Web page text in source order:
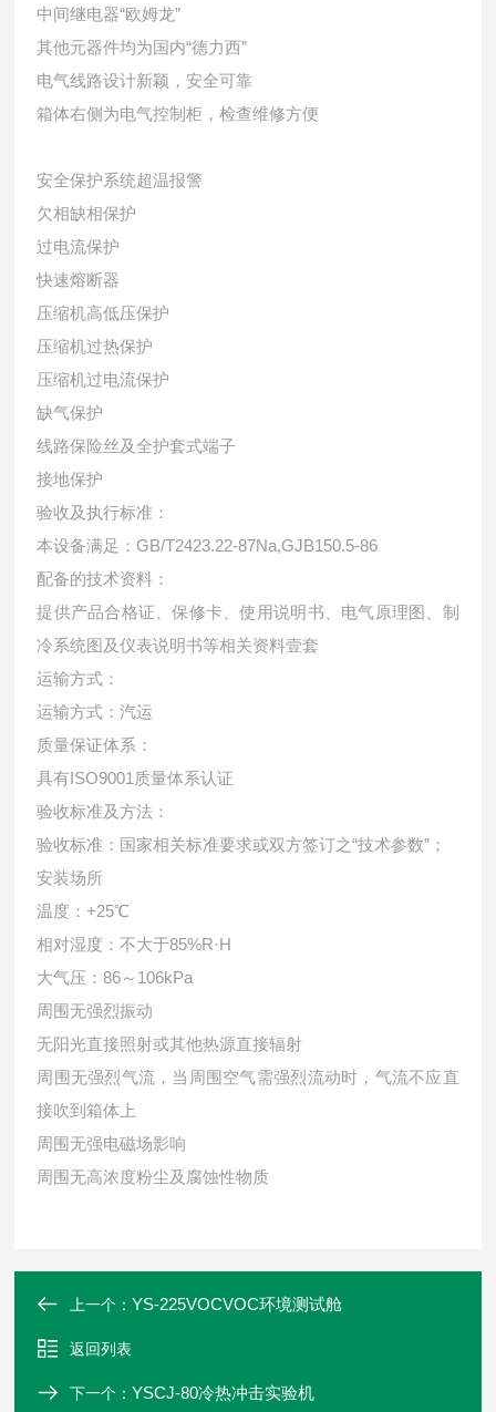
中间继电器“欧姆龙”
其他元器件均为国内“德力西”
电气线路设计新颖，安全可靠
箱体右侧为电气控制柜，检查维修方便
安全保护系统超温报警
欠相缺相保护
过电流保护
快速熔断器
压缩机高低压保护
压缩机过热保护
压缩机过电流保护
缺气保护
线路保险丝及全护套式端子
接地保护
验收及执行标准：
本设备满足：GB/T2423.22-87Na,GJB150.5-86
配备的技术资料：
提供产品合格证、保修卡、使用说明书、电气原理图、制
冷系统图及仪表说明书等相关资料壹套
运输方式：
运输方式：汽运
质量保证体系：
具有ISO9001质量体系认证
验收标准及方法：
验收标准：国家相关标准要求或双方签订之“技术参数”；
安装场所
温度：+25℃
相对湿度：不大于85%R·H
大气压：86～106kPa
周围无强烈振动
无阳光直接照射或其他热源直接辐射
周围无强烈气流，当周围空气需强烈流动时，气流不应直
接吹到箱体上
周围无强电磁场影响
周围无高浓度粉尘及腐蚀性物质
上一个：YS-225VOCVOC环境测试舱
返回列表
下一个：YSCJ-80冷热冲击实验机